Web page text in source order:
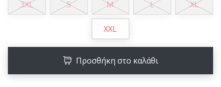
πρεσβευτής
χάντμπολ
3XL S M L XL
XXL
Προσθήκη στο καλάθι